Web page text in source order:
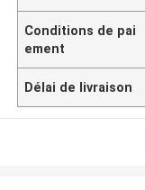
Conditions de pai
ement
Délai de livraison